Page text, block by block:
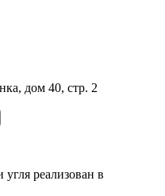
дом 40, стр. 2
реализован в